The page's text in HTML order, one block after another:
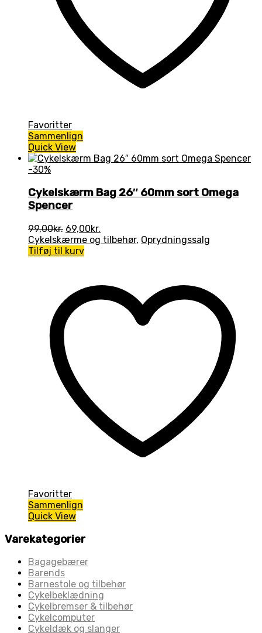
Favoritter
Sammenlign
Quick View
-30%
Cykelskærm Bag 26″ 60mm sort Omega
Spencer
99,00kr. Den
oprindelige
pris
69,00kr.
aktuelle
Cykelskærme og tilbehør, Oprydningssalg
Tilføj til kurv
Favoritter
Sammenlign
Quick View
Varekategorier
Bagagebærer
Barends
Barnestole og tilbehør
Cykelbeklædning
Cykelbremser & tilbehør
Cykelcomputer
Cykeldæk og slanger